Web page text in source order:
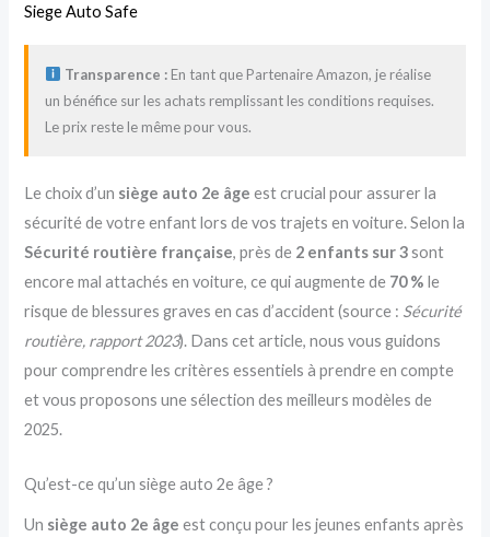
Siege Auto Safe
Transparence : En tant que Partenaire Amazon, je réalise
un bénéfice sur les achats remplissant les conditions requises.
Le prix reste le même pour vous.
Le choix d’un siège auto 2e âge est crucial pour assurer la
sécurité de votre enfant lors de vos trajets en voiture. Selon la
Sécurité routière française, près de 2 enfants sur 3sont
encore mal attachés en voiture, ce qui augmente de 70 % le
risque de blessures graves en cas d’accident (source : Sécurité
routière, rapport 2023). Dans cet article, nous vous guidons
pour comprendre les critères essentiels à prendre en compte
et vous proposons une sélection des meilleurs modèles de
2025.
Qu’est-ce qu’un siège auto 2e âge ?
Un siège auto 2e âge est conçu pour les jeunes enfants après